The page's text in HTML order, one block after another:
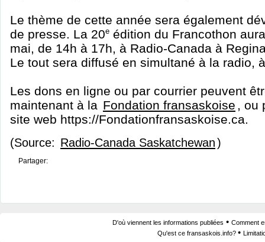
Le thème de cette année sera également
de presse. La 20e édition du Francothon
mai, de 14h à 17h, à Radio-Canada à
Le tout sera diffusé en simultané à la radio,
Les dons en ligne ou par courrier peuvent
maintenant à la Fondation fransaskoise , ou
site web https://Fondationfransaskoise.ca.
(Source: Radio-Canada Saskatchewan)
Partager:
D'où viennent les informations publiées • Comment
Qu'est ce fransaskois.info? •